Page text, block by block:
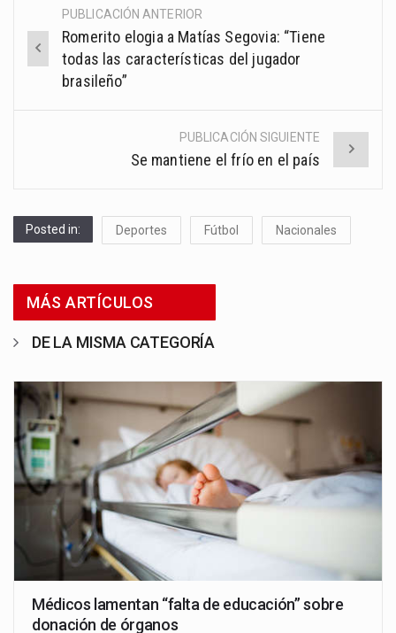
Post
navigation
PUBLICACIÓN ANTERIOR
Romerito elogia a Matías Segovia: “Tiene
todas las características del jugador
brasileño”
PUBLICACIÓN SIGUIENTE
Se mantiene el frío en el país
Posted in: Deportes Fútbol Nacionales
MÁS ARTÍCULOS
DE LA MISMA CATEGORÍA
Médicos lamentan “falta de educación” sobre
donación de órganos